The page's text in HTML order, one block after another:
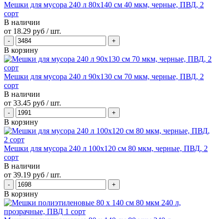
Мешки для мусора 240 л 80х140 см 40 мкм, черные, ПВД, 2
сорт
В наличии
от 18.29 руб / шт.
В корзину
Мешки для мусора 240 л 90х130 см 70 мкм, черные, ПВД, 2
сорт
В наличии
от 33.45 руб / шт.
В корзину
Мешки для мусора 240 л 100х120 см 80 мкм, черные, ПВД, 2
сорт
В наличии
от 39.19 руб / шт.
В корзину